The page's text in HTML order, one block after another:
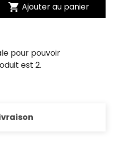
shopping_cart Ajouter au panier
pour pouvoir
est 2.